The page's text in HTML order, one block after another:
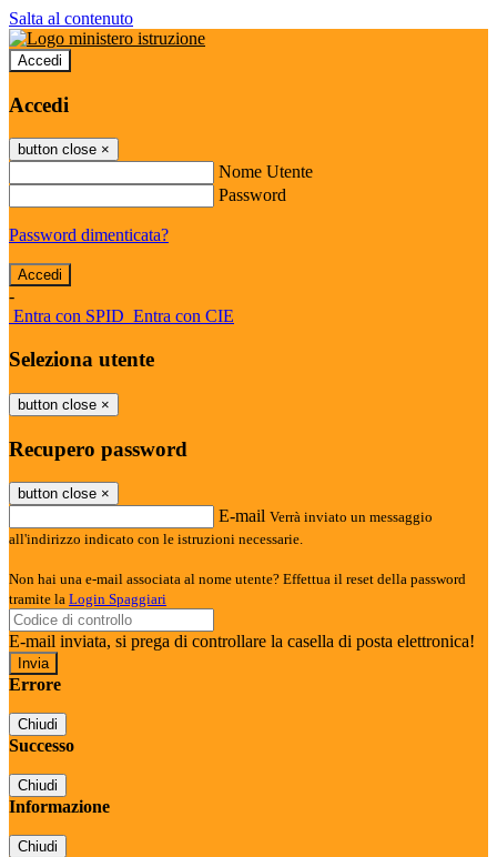
Salta al contenuto
Accedi
Accedi
button close ×
Nome Utente
Password
Password dimenticata?
-
Entra con SPID Entra con CIE
Seleziona utente
button close ×
Recupero password
button close ×
E-mail Verrà inviato un messaggio
all'indirizzo indicato con le istruzioni necessarie.
Non hai una e-mail associata al nome utente? Effettua il reset della password
tramite la Login Spaggiari
E-mail inviata, si prega di controllare la casella di posta elettronica!
Errore
Chiudi
Successo
Chiudi
Informazione
Chiudi